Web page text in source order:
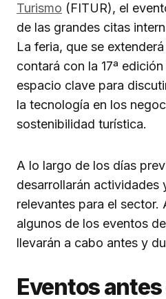
Turismo (FITUR), el
de las grandes citas
La feria, que se
contará con la 17ª
espacio clave para
la tecnología en los
sostenibilidad turística.
A lo largo de los días
desarrollarán actividades
relevantes para el sector.
algunos de los eventos
llevarán a cabo antes y
Eventos antes